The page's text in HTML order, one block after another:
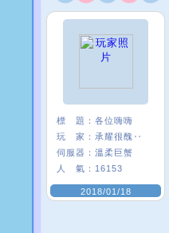
標 題： 各位嗨嗨
玩 家： 承耀很醜‥
伺服器： 溫柔巨蟹
人 氣： 16153
2018/01/18